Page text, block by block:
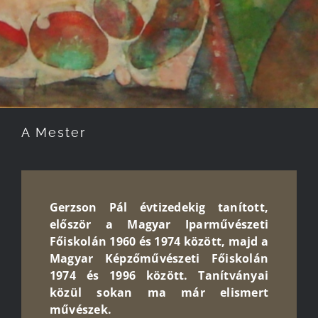
A Mester
Gerzson Pál évtizedekig tanított,
először a Magyar Iparművészeti
Főiskolán 1960 és 1974 között, majd a
Magyar Képzőművészeti Főiskolán
1974 és 1996 között. Tanítványai
közül sokan ma már elismert
művészek.